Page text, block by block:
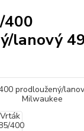
lanový